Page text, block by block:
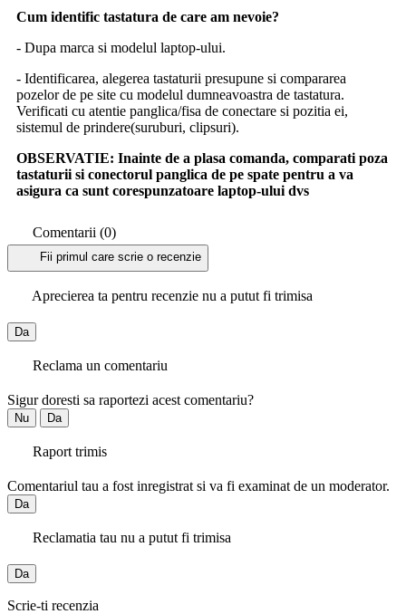
Cum identific tastatura de care am nevoie?
- Dupa marca si modelul laptop-ului.
- Identificarea, alegerea tastaturii presupune si compararea
pozelor de pe site cu modelul dumneavoastra de tastatura.
Verificati cu atentie panglica/fisa de conectare si pozitia ei,
sistemul de prindere(suruburi, clipsuri).
OBSERVATIE: Inainte de a plasa comanda, comparati poza
tastaturii si conectorul panglica de pe spate pentru a va
asigura ca sunt corespunzatoare laptop-ului dvs
Comentarii (0)
Fii primul care scrie o recenzie
Aprecierea ta pentru recenzie nu a putut fi trimisa
Da
Reclama un comentariu
Sigur doresti sa raportezi acest comentariu?
Nu Da
Raport trimis
Comentariul tau a fost inregistrat si va fi examinat de un moderator.
Da
Reclamatia tau nu a putut fi trimisa
Da
Scrie-ti recenzia